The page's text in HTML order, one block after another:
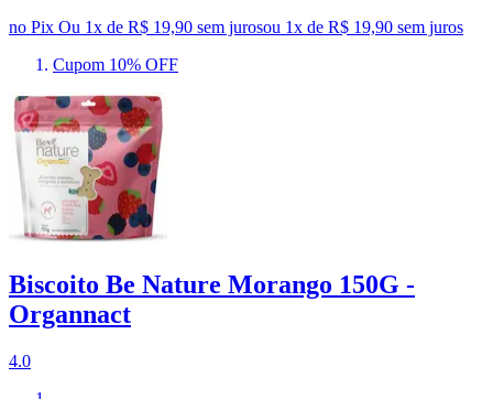
no Pix Ou 1x de R$ 19,90 sem jurosou 1x de R$ 19,90 sem juros
Cupom 10% OFF
Biscoito Be Nature Morango 150G -
Organnact
4.0